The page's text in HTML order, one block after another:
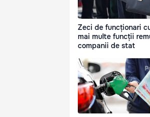
Zeci de funcționari
mai multe funcții
companii de stat